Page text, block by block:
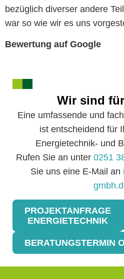
bezüglich diverser andere
war so wie wir es uns
Bewertung auf Google
Wir sind
Eine umfassende und
ist entscheidend für
Energietechnik- und
Rufen Sie an unter 0251
Sie uns eine E-Mail an
PROJEKTANFRAGE
ENERGIETECHNIK
BERATUNGSTERMIN